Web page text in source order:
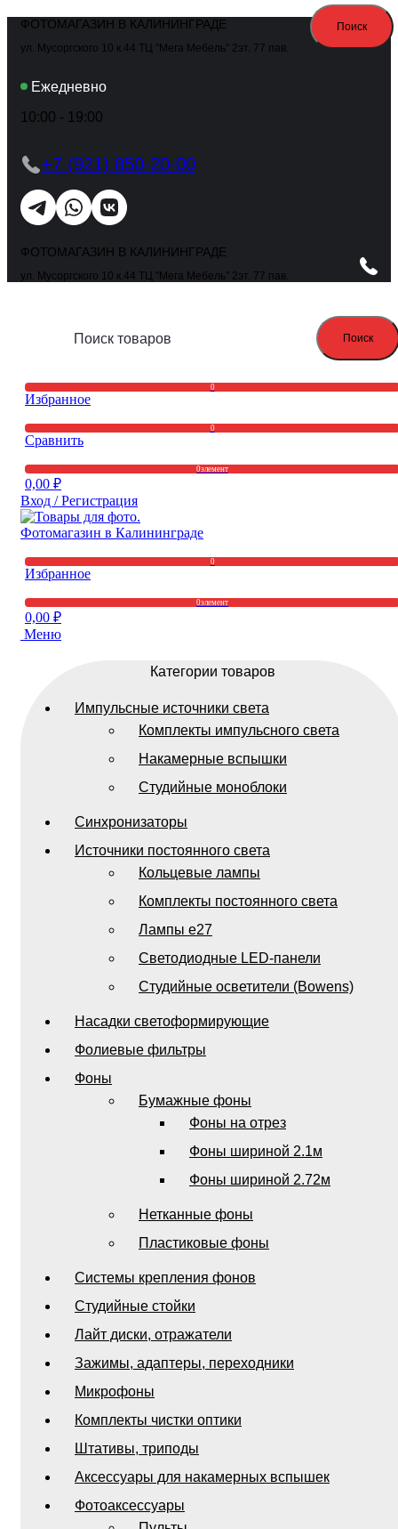
ФОТОМАГАЗИН В КАЛИНИНГРАДЕ
ул. Мусоргского 10 к.44 ТЦ "Мега Мебель" 2эт. 77 пав.
Ежедневно
10:00 - 19:00
+7 (921) 850-20-00
ФОТОМАГАЗИН В КАЛИНИНГРАДЕ
ул. Мусоргского 10 к.44 ТЦ "Мега Мебель" 2эт. 77 пав.
Поиск
0
Избранное
0
Сравнить
0элемент
0,00 ₽
Вход / Регистрация
0
Избранное
0элемент
0,00 ₽
Меню
Категории товаров
Импульсные источники света
Комплекты импульсного света
Накамерные вспышки
Студийные моноблоки
Синхронизаторы
Источники постоянного света
Кольцевые лампы
Комплекты постоянного света
Лампы e27
Светодиодные LED-панели
Студийные осветители (Bowens)
Насадки светоформирующие
Фолиевые фильтры
Фоны
Бумажные фоны
Фоны на отрез
Фоны шириной 2.1м
Фоны шириной 2.72м
Нетканные фоны
Пластиковые фоны
Системы крепления фонов
Студийные стойки
Лайт диски, отражатели
Зажимы, адаптеры, переходники
Микрофоны
Комплекты чистки оптики
Штативы, триподы
Аксессуары для накамерных вспышек
Фотоаксессуары
Поиск